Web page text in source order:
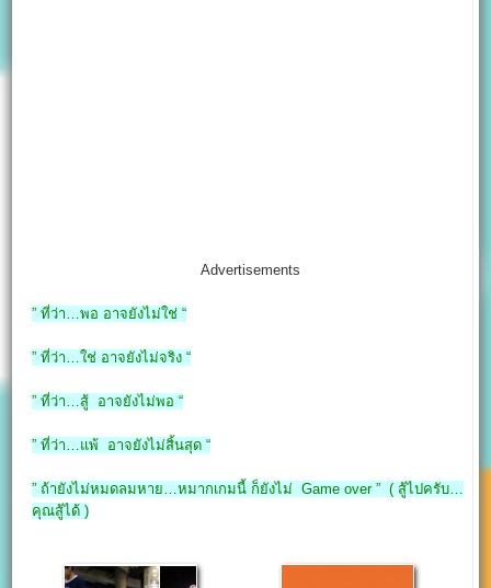
Advertisements
” ที่ว่า…พอ อาจยังไม่ใช่ “
” ที่ว่า…ใช่ อาจยังไม่จริง “
” ที่ว่า…สู้ อาจยังไม่พอ “
” ที่ว่า…แพ้ อาจยังไม่สิ้นสุด “
” ถ้ายังไม่หมดลมหาย…หมากเกมนี้ ก็ยังไม่ Game over ” ( สู้ไปครับ…
คุณสู้ได้ )